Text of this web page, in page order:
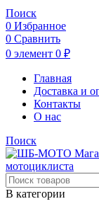
Поиск
0 Избранное
0 Сравнить
0 элемент 0 ₽
Главная
Доставка и
Контакты
О нас
Поиск
В категории